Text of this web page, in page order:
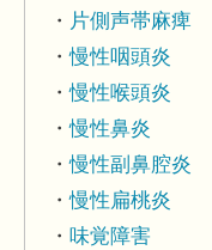
片側声帯麻痺
慢性咽頭炎
慢性喉頭炎
慢性鼻炎
慢性副鼻腔炎
慢性扁桃炎
味覚障害